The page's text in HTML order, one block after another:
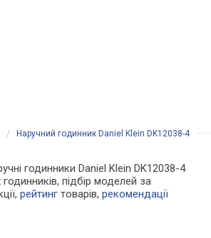
/ Наручний годинник Daniel Klein DK12038-4
годинники Daniel Klein DK12038-4
годинників, підбір моделей за
рейтинг товарів,рекомендації